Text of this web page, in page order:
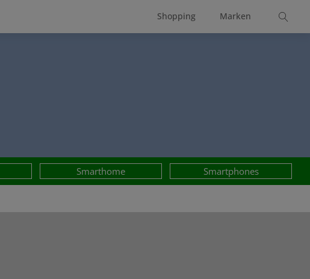
Shopping Marken
Smarthome Smartphones